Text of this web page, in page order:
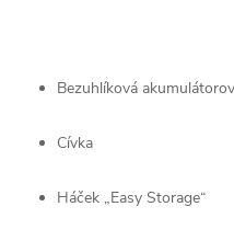
Bezuhlíková
Cívka
Háček „Easy Storage“